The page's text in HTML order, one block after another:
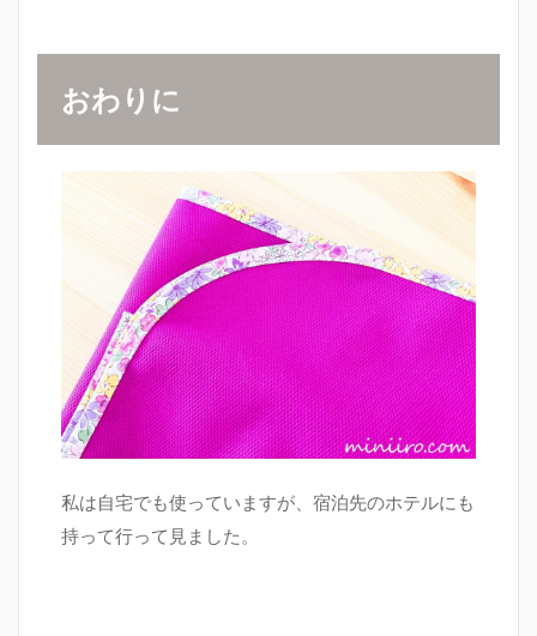
おわりに
私は自宅でも使っていますが、宿泊先のホテルにも
持って行って見ました。